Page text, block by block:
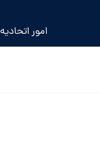
امور اتحادیه